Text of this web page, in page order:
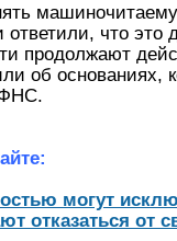
что это
продолжают
об основаниях,
могут
отказаться от